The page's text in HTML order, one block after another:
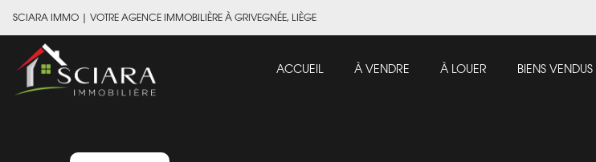
SCIARA IMMO | VOTRE AGENCE IMMOBILIÈRE À GRIVEGNÉE, LIÈGE
ACCUEIL À VENDRE À LOUER BIENS VENDUS